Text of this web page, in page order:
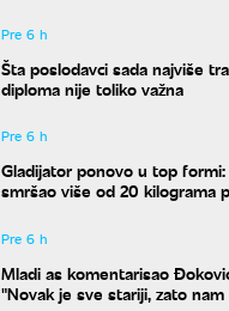
Pre 6 h
Šta poslodavci sada najviše
diploma nije toliko važna
Pre 6 h
Gladijator ponovo u top formi:
smršao više od 20 kilograma
Pre 6 h
Mladi as komentarisao
"Novak je sve stariji, zato nam